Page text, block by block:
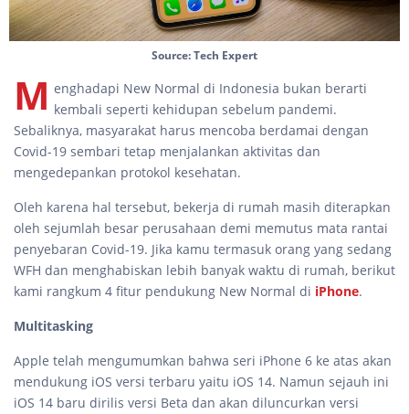
Source: Tech Expert
M enghadapi New Normal di Indonesia bukan berarti
kembali seperti kehidupan sebelum pandemi.
Sebaliknya, masyarakat harus mencoba berdamai dengan
Covid-19 sembari tetap menjalankan aktivitas dan
mengedepankan protokol kesehatan.
Oleh karena hal tersebut, bekerja di rumah masih diterapkan
oleh sejumlah besar perusahaan demi memutus mata rantai
penyebaran Covid-19. Jika kamu termasuk orang yang sedang
WFH dan menghabiskan lebih banyak waktu di rumah, berikut
kami rangkum 4 fitur pendukung New Normal di iPhone.
Multitasking
Apple telah mengumumkan bahwa seri iPhone 6 ke atas akan
mendukung iOS versi terbaru yaitu iOS 14. Namun sejauh ini
iOS 14 baru dirilis versi Beta dan akan diluncurkan versi